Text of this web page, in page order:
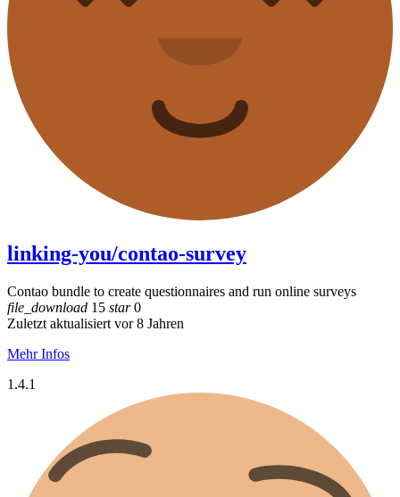
linking-you/contao-survey
Contao bundle to create questionnaires and run online surveys
file_download 15 star0
Zuletzt aktualisiert vor 8 Jahren
Mehr Infos
1.4.1